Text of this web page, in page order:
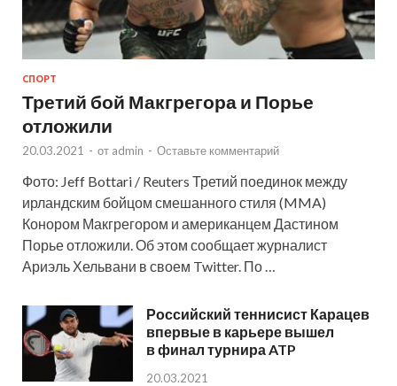
СПОРТ
Третий бой Макгрегора и Порье
отложили
20.03.2021 - от admin - Оставьте комментарий
Фото: Jeff Bottari / Reuters Третий поединок между
ирландским бойцом смешанного стиля (MMA)
Конором Макгрегором и американцем Дастином
Порье отложили. Об этом сообщает журналист
Ариэль Хельвани в своем Twitter. По …
Российский теннисист Карацев
впервые в карьере вышел
в финал турнира ATP
20.03.2021